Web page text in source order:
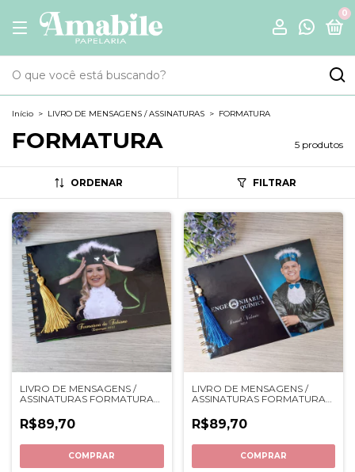
0
Início > LIVRO DE MENSAGENS / ASSINATURAS > FORMATURA
FORMATURA 5 produtos
ORDENAR FILTRAR
LIVRO DE MENSAGENS /
ASSINATURAS FORMATURA
R$89,70
COMPRAR
LIVRO DE MENSAGENS /
ASSINATURAS FORMATURA
R$89,70
COMPRAR